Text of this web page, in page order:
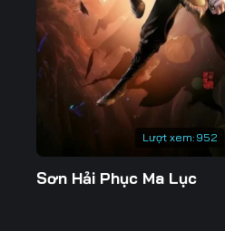
Lượt xem: 952
Sơn Hải Phục Ma Lục